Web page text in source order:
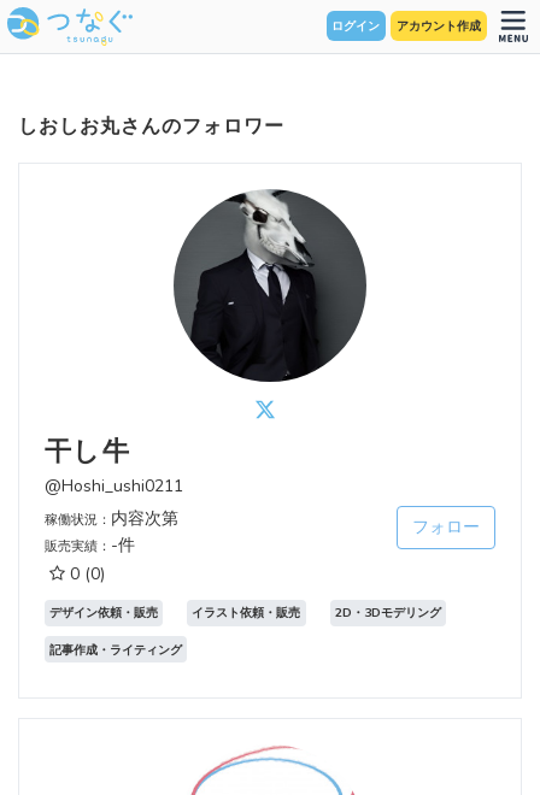
ログイン アカウント作成
しおしお丸さんのフォロワー
干し牛
@Hoshi_ushi0211
稼働状況： 内容次第
販売実績： -件
0 (0)
フォロー
デザイン依頼・販売 イラスト依頼・販売 2D・3Dモデリング
記事作成・ライティング